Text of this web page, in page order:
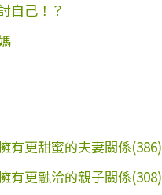
自己！？
有更甜蜜的夫妻關係(386)
有更融洽的親子關係(308)